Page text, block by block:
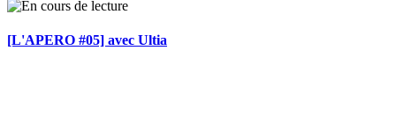
[L'APERO #05] avec Ultia